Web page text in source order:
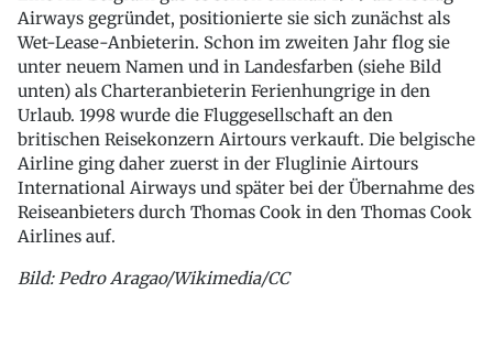
Airways gegründet, positionierte sie sich zunächst als
Wet-Lease-Anbieterin. Schon im zweiten Jahr flog sie
unter neuem Namen und in Landesfarben (siehe Bild
unten) als Charteranbieterin Ferienhungrige in den
Urlaub. 1998 wurde die Fluggesellschaft an den
britischen Reisekonzern Airtours verkauft. Die belgische
Airline ging daher zuerst in der Fluglinie Airtours
International Airways und später bei der Übernahme des
Reiseanbieters durch Thomas Cook in den Thomas Cook
Airlines auf.
Bild: Pedro Aragao/Wikimedia/CC